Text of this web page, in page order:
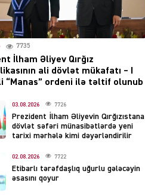
bükür
04.08.2026 3987
Ekranlardan uzaq qalan
məşhur aktrisanın yeni
çıxdı
04.08.2026 2149
Hüseyn Həsənov haqqında
həbs qərarı verildi –
Milyonluq əmlakı müsadirə
7735
İlham Əliyev Qırğız
ali dövlət mükafatı – I
“Manas” ordeni ilə təltif olunub
03.08.2026 7726
Prezident İlham Əliyevin Qırğızıstana
dövlət səfəri münasibətlərdə yeni
tarixi mərhələ kimi dəyərləndirilir
02.08.2026 7722
Etibarlı tərəfdaşlıq uğurlu gələcəyin
əsasını qoyur